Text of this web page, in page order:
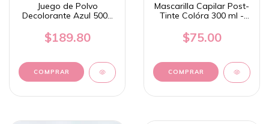
Juego de Polvo
Decolorante Azul 500g
900g - Nekane
$189.80
COMPRAR
Mascarilla Capilar Post-
Tinte Colóra 300 ml -
$75.00